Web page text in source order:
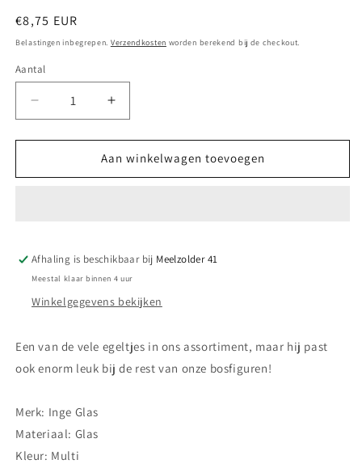
Normale
prijs
€8,75 EUR
Belastingen inbegrepen. Verzendkosten worden berekend bij de checkout.
Aantal
Aantal
Aantal
verlagen
voor
Kerstbal
Aantal
verhogen
voor
Glazen
Kerstbal
Aan winkelwagen toevoegen
Afhaling is beschikbaar bij Meelzolder 41
Meestal klaar binnen 4 uur
Winkelgegevens bekijken
Een van de vele egeltjes in ons assortiment, maar hij past
ook enorm leuk bij de rest van onze bosfiguren!
Merk: Inge Glas
Materiaal: Glas
Kleur: Multi